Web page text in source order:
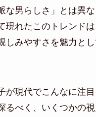
な男らしさ」とは異
現れたこのトレンド
しみやすさを魅力とし
が現代でこんなに注
るべく、いくつかの